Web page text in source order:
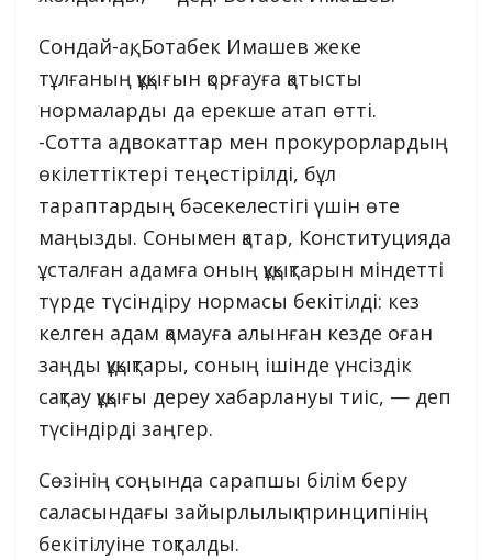
Сондай-ақ, Ботабек Имашев жеке
тұлғаның құқығын қорғауға қатысты
нормаларды да ерекше атап өтті.
-Сотта адвокаттар мен прокурорлардың
өкілеттіктері теңестірілді, бұл
тараптардың бәсекелестігі үшін өте
маңызды. Сонымен қатар, Конституцияда
ұсталған адамға оның құқықтарын міндетті
түрде түсіндіру нормасы бекітілді: кез
келген адам қамауға алынған кезде оған
заңды құқықтары, соның ішінде үнсіздік
сақтау құқығы дереу хабарлануы тиіс, — деп
түсіндірді заңгер.
Сөзінің соңында сарапшы білім беру
саласындағы зайырлылық принципінің
бекітілуіне тоқталды.